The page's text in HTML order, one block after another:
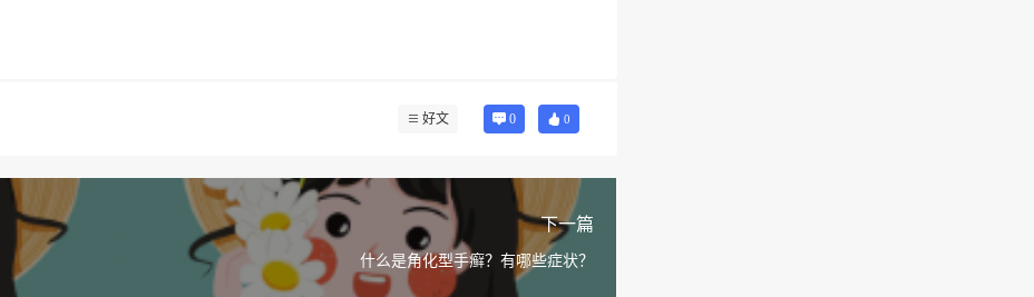
好文 0 0
下一篇
什么是角化型手癣？有哪些症状？